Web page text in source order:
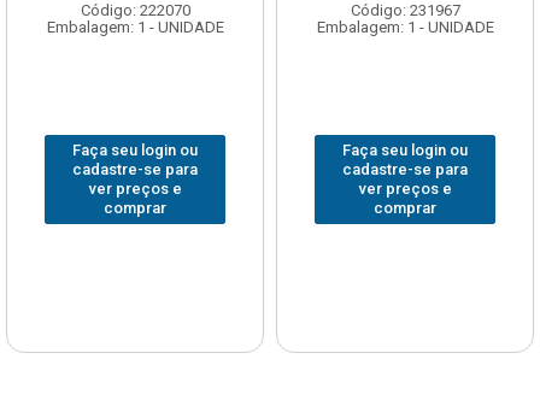
Código: 231967
Embalagem: 1 - UNIDADE
Faça seu login ou
cadastre-se para
ver preços e
comprar
Código: 235563
Embalagem: 1 - UNIDADE
Faça seu login ou
cadastre-se para
ver preços e
comprar